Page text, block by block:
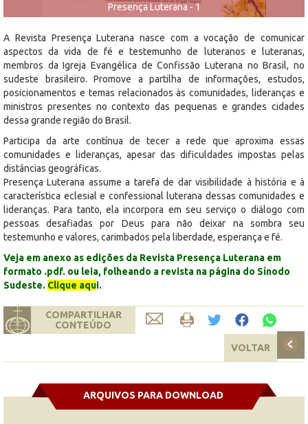
Presença Luterana - 1
A Revista Presença Luterana nasce com a vocação de comunicar
aspectos da vida de fé e testemunho de luteranos e luteranas,
membros da Igreja Evangélica de Confissão Luterana no Brasil, no
sudeste brasileiro. Promove a partilha de informações, estudos,
posicionamentos e temas relacionados às comunidades, lideranças e
ministros presentes no contexto das pequenas e grandes cidades
dessa grande região do Brasil.
Participa da arte contínua de tecer a rede que aproxima essas
comunidades e lideranças, apesar das dificuldades impostas pelas
distâncias geográficas.
Presença Luterana assume a tarefa de dar visibilidade à história e à
característica eclesial e confessional luterana dessas comunidades e
lideranças. Para tanto, ela incorpora em seu serviço o diálogo com
pessoas desafiadas por Deus para não deixar na sombra seu
testemunho e valores, carimbados pela liberdade, esperança e fé.
Veja em anexo as edições da Revista Presença Luterana em
formato .pdf. ou leia, folheando a revista na página do Sínodo
Sudeste. Clique aqui.
COMPARTILHAR
CONTEÚDO
VOLTAR
ARQUIVOS PARA DOWNLOAD